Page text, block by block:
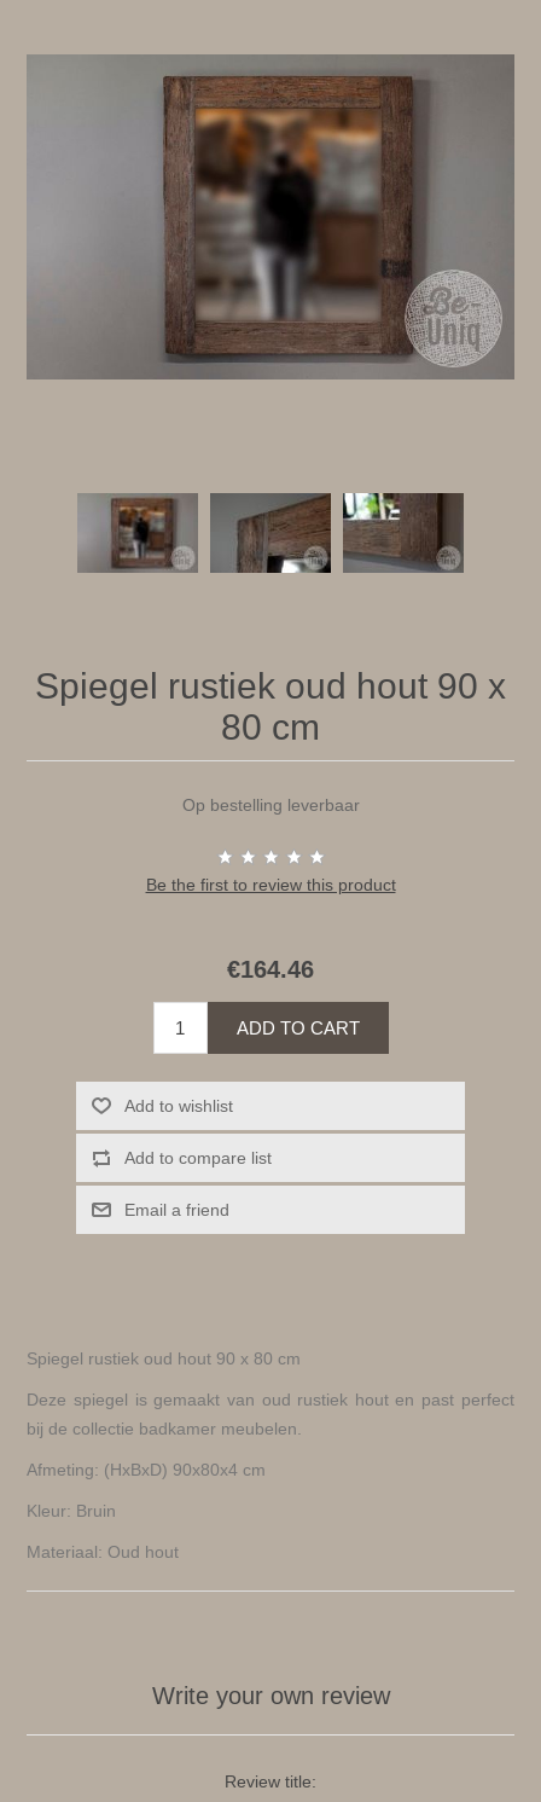
Spiegel rustiek oud hout 90 x
80 cm
Op bestelling leverbaar
Be the first to review this product
€164.46
ADD TO CART
Add to wishlist
Add to compare list
Email a friend
Spiegel rustiek oud hout 90 x 80 cm
Deze spiegel is gemaakt van oud rustiek hout en past perfect
bij de collectie badkamer meubelen.
Afmeting: (HxBxD) 90x80x4 cm
Kleur: Bruin
Materiaal: Oud hout
Write your own review
Review title: